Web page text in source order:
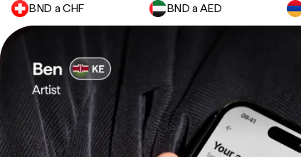
BND a CHF BND a AED